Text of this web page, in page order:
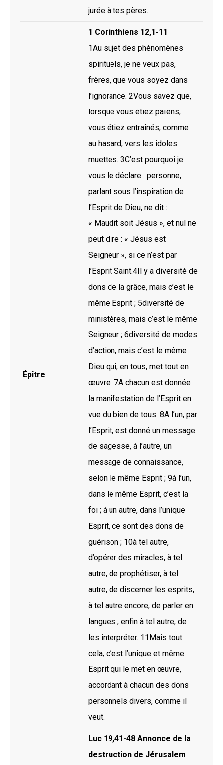
jurée à tes pères.
Épître
1 Corinthiens 12,1-11
1Au sujet des phénomènes
spirituels, je ne veux pas,
frères, que vous soyez dans
l’ignorance. 2Vous savez que,
lorsque vous étiez païens,
vous étiez entraînés, comme
au hasard, vers les idoles
muettes. 3C’est pourquoi je
vous le déclare : personne,
parlant sous l’inspiration de
l’Esprit de Dieu, ne dit :
« Maudit soit Jésus », et nul ne
peut dire : « Jésus est
Seigneur », si ce n’est par
l’Esprit Saint.4Il y a diversité de
dons de la grâce, mais c’est le
même Esprit ; 5diversité de
ministères, mais c’est le même
Seigneur ; 6diversité de modes
d’action, mais c’est le même
Dieu qui, en tous, met tout en
œuvre. 7A chacun est donnée
la manifestation de l’Esprit en
vue du bien de tous. 8A l’un, par
l’Esprit, est donné un message
de sagesse, à l’autre, un
message de connaissance,
selon le même Esprit ; 9à l’un,
dans le même Esprit, c’est la
foi ; à un autre, dans l’unique
Esprit, ce sont des dons de
guérison ; 10à tel autre,
d’opérer des miracles, à tel
autre, de prophétiser, à tel
autre, de discerner les esprits,
à tel autre encore, de parler en
langues ; enfin à tel autre, de
les interpréter. 11Mais tout
cela, c’est l’unique et même
Esprit qui le met en œuvre,
accordant à chacun des dons
personnels divers, comme il
veut.
Luc 19,41-48 Annonce de la
destruction de Jérusalem